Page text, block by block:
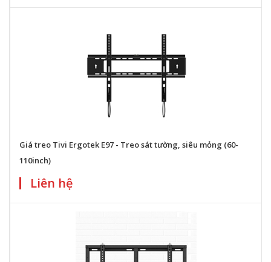
Giá treo Tivi Ergotek E97 - Treo sát tường, siêu mỏng (60-
110inch)
Liên hệ